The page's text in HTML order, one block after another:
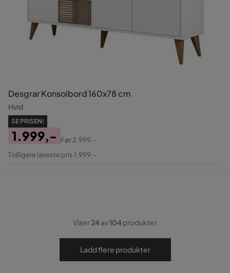
Desgrar Konsolbord 160x78 cm
Hvid
SE PRISEN!
Pris
1.999,-
Original
Før2.999,-
Tidligere laveste pris 1.999,-
Viser24av104produkter
Ladd flere produkter